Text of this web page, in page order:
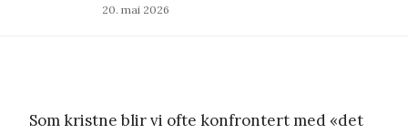
20. mai 2026
Som kristne blir vi ofte konfrontert med «det